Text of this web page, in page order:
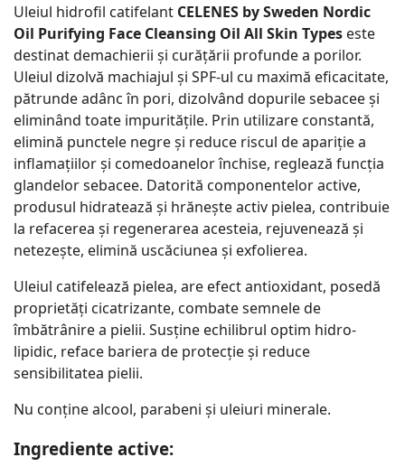
Uleiul hidrofil catifelant CELENES by Sweden Nordic
Oil Purifying Face Cleansing Oil All Skin Types este
destinat demachierii și curățării profunde a porilor.
Uleiul dizolvă machiajul și SPF-ul cu maximă eficacitate,
pătrunde adânc în pori, dizolvând dopurile sebacee și
eliminând toate impuritățile. Prin utilizare constantă,
elimină punctele negre și reduce riscul de apariție a
inflamațiilor și comedoanelor închise, reglează funcția
glandelor sebacee. Datorită componentelor active,
produsul hidratează și hrănește activ pielea, contribuie
la refacerea și regenerarea acesteia, rejuvenează și
netezește, elimină uscăciunea și exfolierea.
Uleiul catifelează pielea, are efect antioxidant, posedă
proprietăți cicatrizante, combate semnele de
îmbătrânire a pielii. Susține echilibrul optim hidro-
lipidic, reface bariera de protecție și reduce
sensibilitatea pielii.
Nu conține alcool, parabeni și uleiuri minerale.
Ingrediente active: